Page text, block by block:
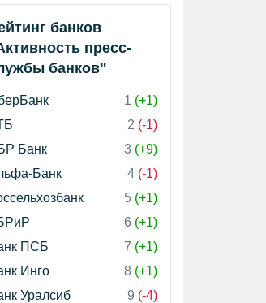
банков
пресс-
банков"
1 (+1)
2 (-1)
Банк
3 (+9)
Банк
4 (-1)
5 (+1)
6 (+1)
ПСБ
7 (+1)
Инго
8 (+1)
Уралсиб
9 (-4)